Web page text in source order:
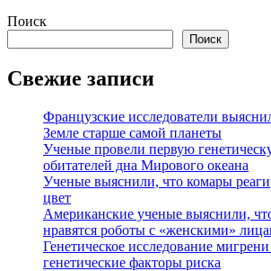
Поиск
Поиск
Свежие записи
Французские исследователи
Земле старше самой планеты
Ученые провели первую
обитателей дна Мирового океана
Ученые выяснили, что комары
цвет
Американские ученые выяснили,
нравятся роботы с «женскими»
Генетическое исследование
генетические факторы риска